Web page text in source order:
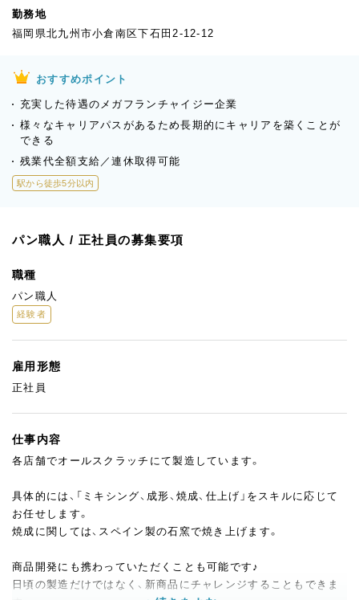
勤務地
福岡県北九州市小倉南区下石田2-12-12
おすすめポイント
充実した待遇のメガフランチャイジー企業
様々なキャリアパスがあるため長期的にキャリアを築くことが
できる
残業代全額支給／連休取得可能
駅から徒歩5分以内
パン職人 / 正社員の募集要項
職種
パン職人
経験者
雇用形態
正社員
仕事内容
各店舗でオールスクラッチにて製造しています。
具体的には、「ミキシング、成形、焼成、仕上げ」をスキルに応じて
お任せします。
焼成に関しては、スペイン製の石窯で焼き上げます。
商品開発にも携わっていただくことも可能です♪
日頃の製造だけではなく、新商品にチャレンジすることもできま